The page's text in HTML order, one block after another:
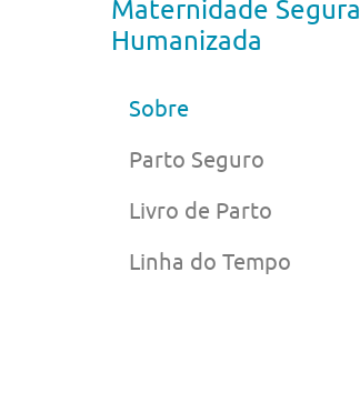
Maternidade Segura
Humanizada
Sobre
Parto Seguro
Livro de Parto
Linha do Tempo